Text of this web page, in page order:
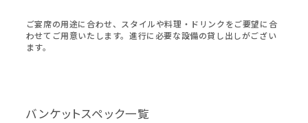
ご宴席の用途に合わせ、スタイルや料理・ドリンクをご要望に合
わせてご用意いたします。進行に必要な設備の貸し出しがござい
ます。
バンケットスペック一覧